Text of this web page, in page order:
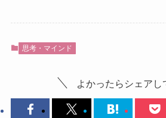
思考・マインド
よかったらシェアし